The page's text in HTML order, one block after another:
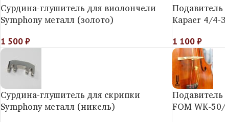
Сурдина-глушитель для виолончели
Symphony металл (золото)
1 500₽
Kapaer 4/4-
1 100₽
Сурдина-глушитель для скрипки
Symphony металл (никель)
FOM WK-